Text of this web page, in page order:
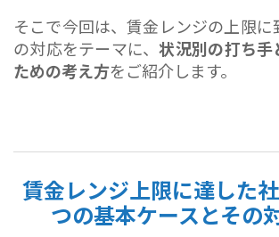
そこで今回は、賃金レンジの上限
の対応をテーマに、状況別の打ち手
ための考え方をご紹介します。
賃金レンジ上限に達した
つの基本ケースとその